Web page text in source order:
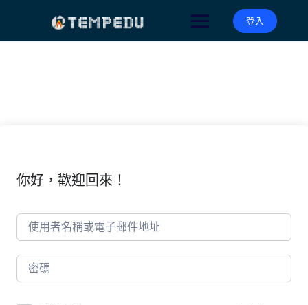
登入
你好，歡迎回來！